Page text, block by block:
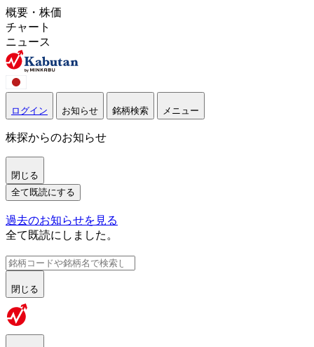
概要・株価
チャート
ニュース
ログイン お知らせ 銘柄検索 メニュー
株探からのお知らせ
閉じる
全て既読にする
過去のお知らせを見る
全て既読にしました。
閉じる